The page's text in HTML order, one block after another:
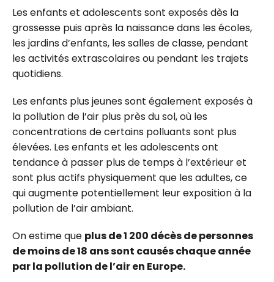
Les enfants et adolescents sont exposés dès la
grossesse puis après la naissance dans les écoles,
les jardins d’enfants, les salles de classe, pendant
les activités extrascolaires ou pendant les trajets
quotidiens.
Les enfants plus jeunes sont également exposés à
la pollution de l’air plus près du sol, où les
concentrations de certains polluants sont plus
élevées. Les enfants et les adolescents ont
tendance à passer plus de temps à l’extérieur et
sont plus actifs physiquement que les adultes, ce
qui augmente potentiellement leur exposition à la
pollution de l’air ambiant.
On estime que plus de 1 200 décès de personnes
de moins de 18 ans sont causés chaque année
par la pollution de l’air en Europe.